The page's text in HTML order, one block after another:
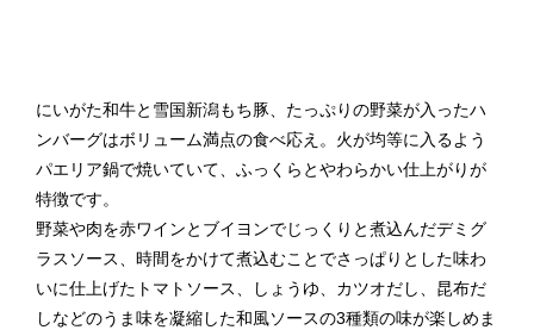
にいがた和牛と雪国新潟もち豚、たっぷりの野菜が入ったハ
ンバーグはボリューム満点の食べ応え。火が均等に入るよう
パエリア鍋で焼いていて、ふっくらとやわらかい仕上がりが
特徴です。
野菜や肉を赤ワインとブイヨンでじっくりと煮込んだデミグ
ラスソース、時間をかけて煮込むことでさっぱりとした味わ
いに仕上げたトマトソース、しょうゆ、カツオだし、昆布だ
しなどのうま味を凝縮した和風ソースの3種類の味が楽しめま